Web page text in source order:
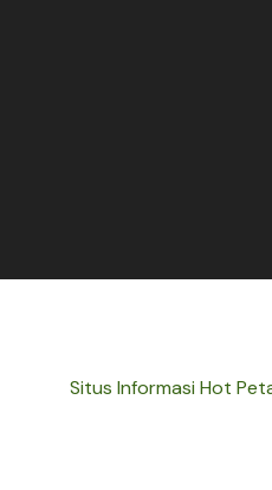
Situs Informasi Hot